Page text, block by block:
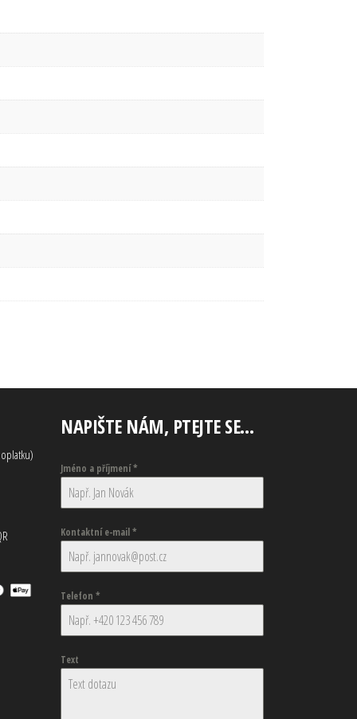
NAPIŠTE NÁM, PTEJTE SE…
Jméno a příjmení*
Kontaktní e-mail*
Telefon *
Text